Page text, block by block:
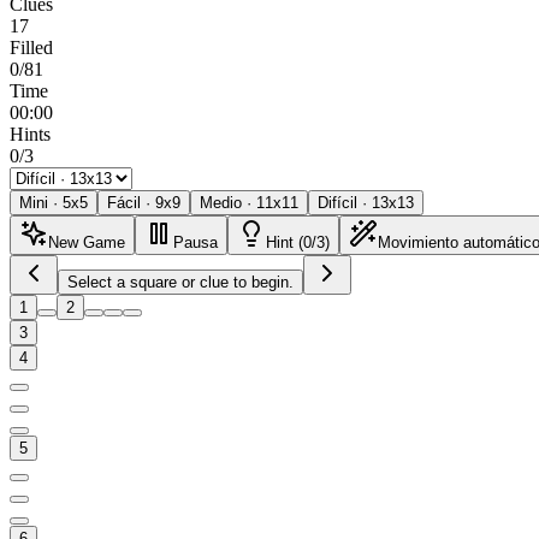
17
Filled
0/81
Time
00:00
Hints
0/3
Mini · 5x5 Fácil · 9x9 Medio · 11x11 Difícil · 13x13
New Game Pausa Hint (0/3) Movimiento automático
Select a square or clue to begin.
1
2
3
4
5